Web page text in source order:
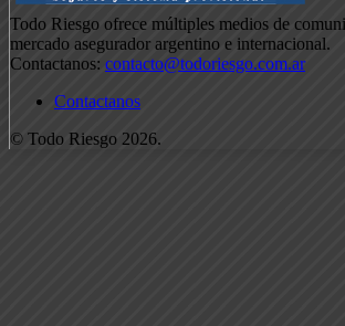
Todo Riesgo ofrece múltiples medios de
mercado asegurador argentino e internacional.
Contactanos: contacto@todoriesgo.com.ar
Contactanos
© Todo Riesgo 2026.